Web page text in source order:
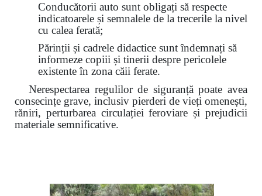
Conducătorii auto sunt obligați să respecte
indicatoarele și semnalele de la trecerile la nivel
cu calea ferată;
Părinții și cadrele didactice sunt îndemnați să
informeze copiii și tinerii despre pericolele
existente în zona căii ferate.
Nerespectarea regulilor de siguranță poate avea
consecințe grave, inclusiv pierderi de vieți omenești,
răniri, perturbarea circulației feroviare și prejudicii
materiale semnificative.